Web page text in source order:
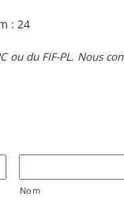
: 24
du FIF-PL. Nous
Nom